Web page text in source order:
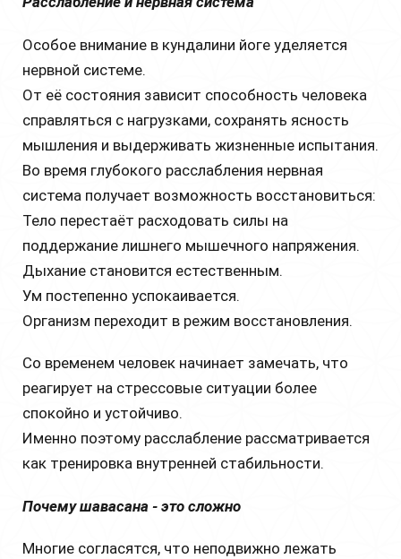
Особое внимание в кундалини йоге уделяется
нервной системе.
От её состояния зависит способность человека
справляться с нагрузками, сохранять ясность
мышления и выдерживать жизненные испытания.
Во время глубокого расслабления нервная
система получает возможность восстановиться:
Тело перестаёт расходовать силы на
поддержание лишнего мышечного напряжения.
Дыхание становится естественным.
Ум постепенно успокаивается.
Организм переходит в режим восстановления.
Со временем человек начинает замечать, что
реагирует на стрессовые ситуации более
спокойно и устойчиво.
Именно поэтому расслабление рассматривается
как тренировка внутренней стабильности.
Почему шавасана - это сложно
Многие согласятся, что неподвижно лежать